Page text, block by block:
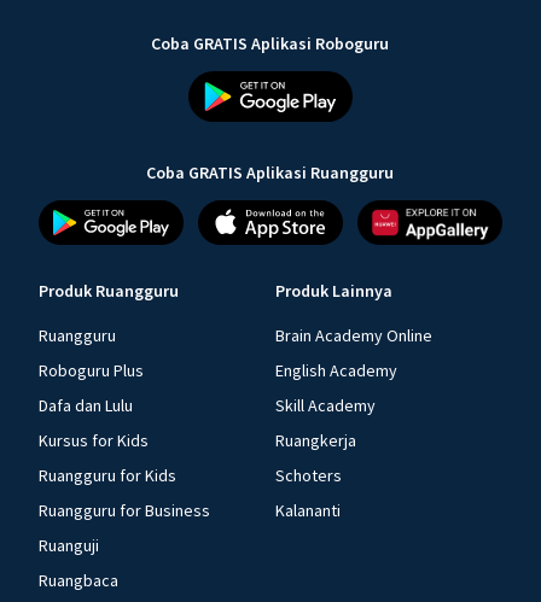
Coba GRATIS Aplikasi Roboguru
Coba GRATIS Aplikasi Ruangguru
Produk Ruangguru
Ruangguru
Roboguru Plus
Dafa dan Lulu
Kursus for Kids
Ruangguru for Kids
Ruangguru for Business
Ruanguji
Ruangbaca
Produk Lainnya
Brain Academy Online
English Academy
Skill Academy
Ruangkerja
Schoters
Kalananti